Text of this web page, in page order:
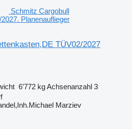
Schmitz Cargobull
Planenauflieger
TÜV02/2027
6’772 kgAchsenanzahl 3
Marziev